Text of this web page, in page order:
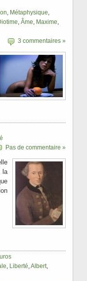
, Métaphysique,
, Âme, Maxime,
3 commentaires »
Pas de commentaire »
la
, Liberté,Albert,